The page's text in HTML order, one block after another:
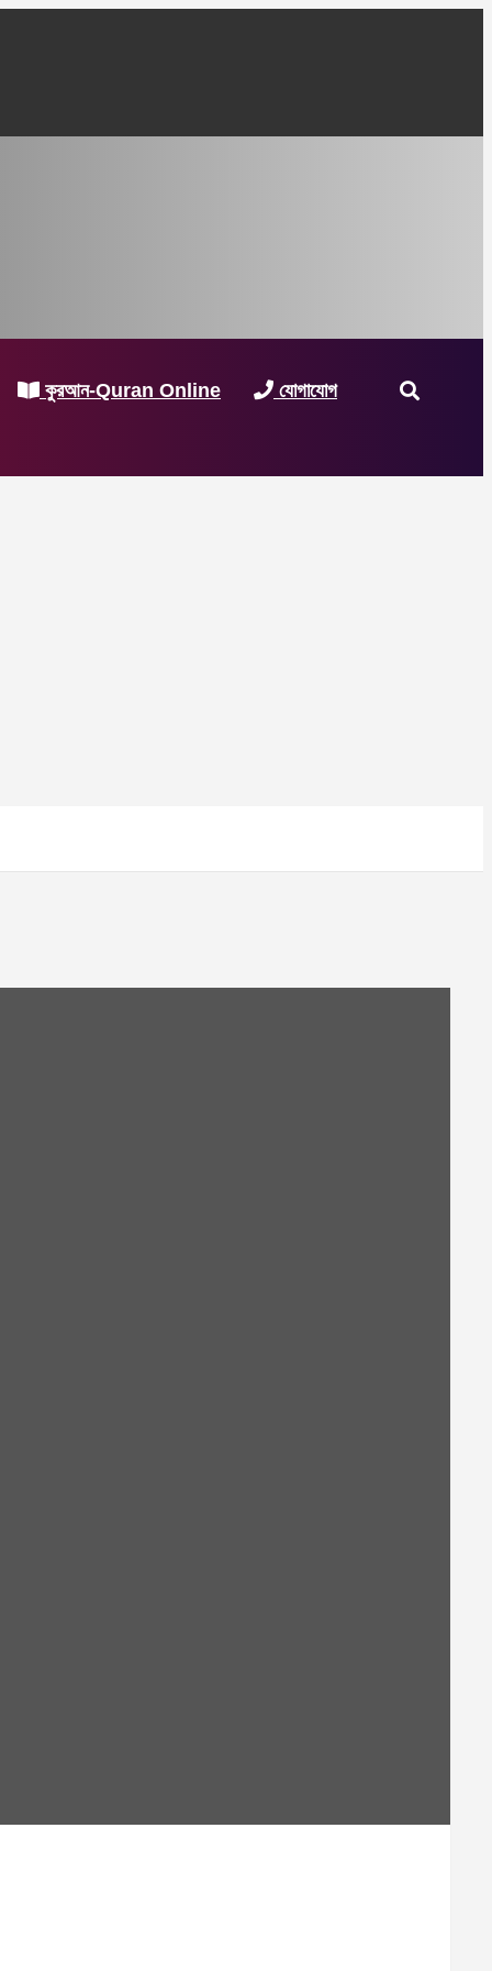
কুরআন-Quran Online যোগাযোগ